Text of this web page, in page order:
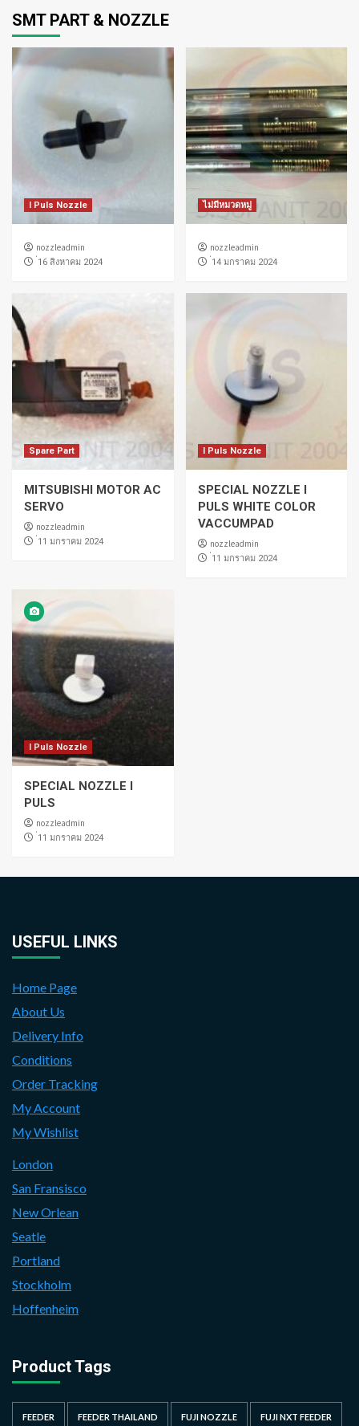
SMT PART & NOZZLE
I Puls Nozzle
nozzleadmin
่16 สิงหาคม 2024
ไม่มีหมวดหมู่
nozzleadmin
่14 มกราคม 2024
Spare Part
MITSUBISHI MOTOR AC
SERVO
nozzleadmin
่11 มกราคม 2024
I Puls Nozzle
SPECIAL NOZZLE I
PULS WHITE COLOR
VACCUMPAD
nozzleadmin
่11 มกราคม 2024
I Puls Nozzle
SPECIAL NOZZLE I
PULS
nozzleadmin
่11 มกราคม 2024
USEFUL LINKS
Home Page
About Us
Delivery Info
Conditions
Order Tracking
My Account
My Wishlist
London
San Fransisco
New Orlean
Seatle
Portland
Stockholm
Hoffenheim
Product Tags
FEEDER FEEDER THAILAND FUJI NOZZLE FUJI NXT FEEDER